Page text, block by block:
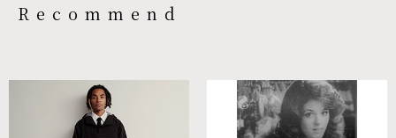
Recommend